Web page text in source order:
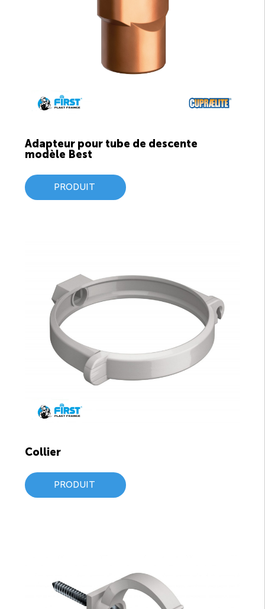
Adapteur pour tube de descente
modèle Best
PRODUIT
Collier
PRODUIT